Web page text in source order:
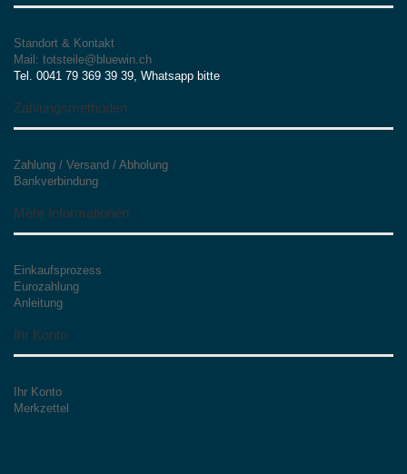
Standort & Kontakt
Mail: totsteile@bluewin.ch
Tel. 0041 79 369 39 39, Whatsapp bitte
Zahlungsmethoden
Zahlung / Versand / Abholung
Bankverbindung
Mehr Informationen
Einkaufsprozess
Eurozahlung
Anleitung
Ihr Konto
Ihr Konto
Merkzettel